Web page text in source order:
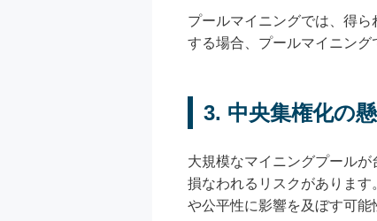
プールマイニングでは、得
する場合、プールマイニング
3. 中央集権化の
大規模なマイニングプール
損なわれるリスクがありま
や公平性に影響を及ぼす可能